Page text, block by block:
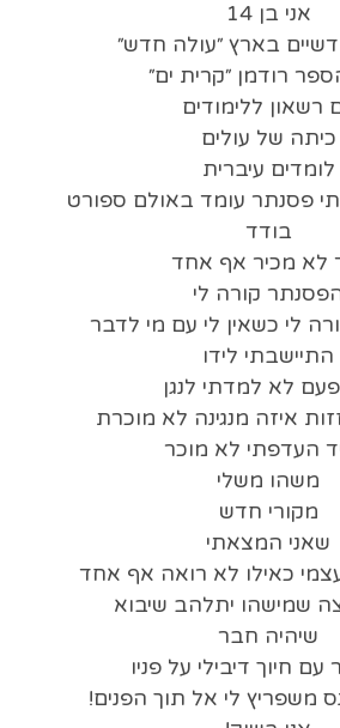
אני בן 14
בארץ ״עולה חדש״
רודמן ״קרית ים״
רשאון ללימודים
כיתה של עולים
לומדים עיברית
פסנתר עומד באולם ספורט
בודד
לא מכיר אף אחד
קורה לי
לי כשאין לי עם מי לדבר
התיישבתי לידו
לא למדתי לנגן
איזה מנגינה לא מוכרת
העדפתי לא מוכר
משהו משלי
מקורי חדש
שאני המצאתי
כאילו לא רואה אף אחד
שמישהו יתלהב שיבוא
שיהיה חבר
עם חיוך דיבילי על פניו
משפריץ לי אל תוך הפנים!